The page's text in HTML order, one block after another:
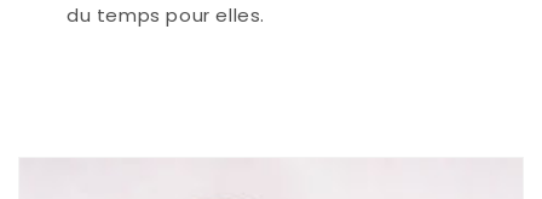
du temps pour elles.